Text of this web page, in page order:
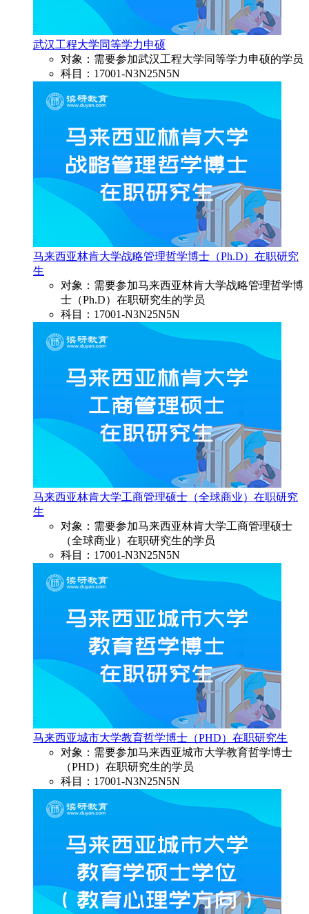
武汉工程大学同等学力申硕
对象：需要参加武汉工程大学同等学力申硕的学员
科目：17001-N3N25N5N
马来西亚林肯大学战略管理哲学博士（Ph.D）在职研究
生
对象：需要参加马来西亚林肯大学战略管理哲学博
士（Ph.D）在职研究生的学员
科目：17001-N3N25N5N
马来西亚林肯大学工商管理硕士（全球商业）在职研究
生
对象：需要参加马来西亚林肯大学工商管理硕士
（全球商业）在职研究生的学员
科目：17001-N3N25N5N
马来西亚城市大学教育哲学博士（PHD）在职研究生
对象：需要参加马来西亚城市大学教育哲学博士
（PHD）在职研究生的学员
科目：17001-N3N25N5N